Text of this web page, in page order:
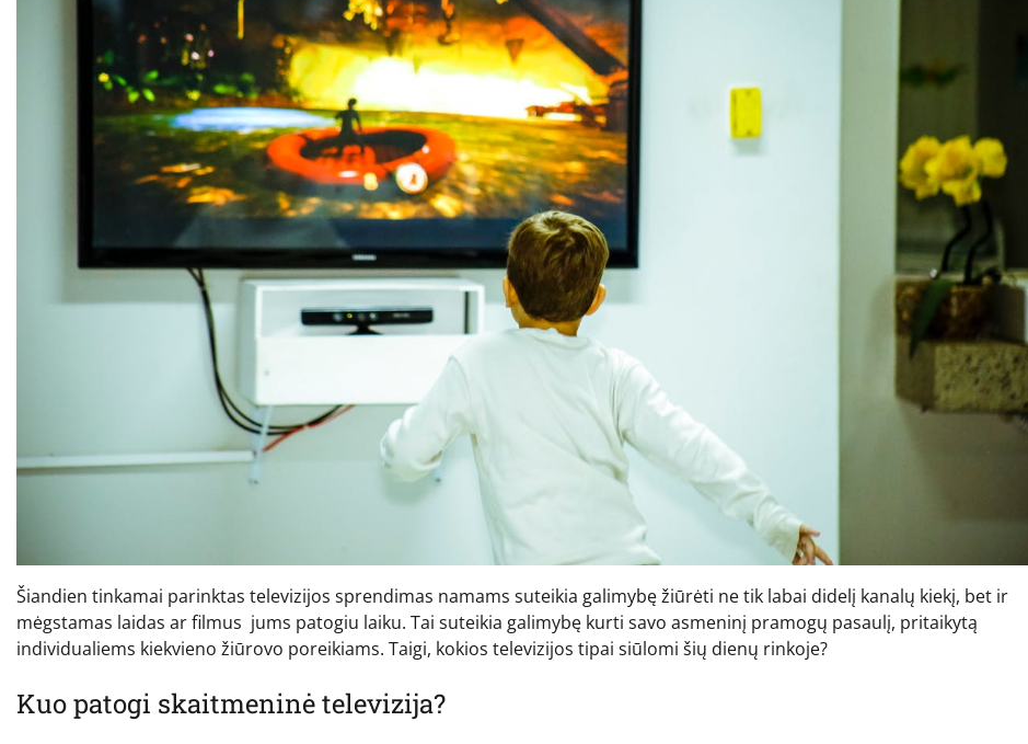
Šiandien tinkamai parinktas televizijos sprendimas namams suteikia galimybę žiūrėti ne tik labai didelį kanalų kiekį, bet ir
mėgstamas laidas ar filmus jums patogiu laiku. Tai suteikia galimybę kurti savo asmeninį pramogų pasaulį, pritaikytą
individualiems kiekvieno žiūrovo poreikiams. Taigi, kokios televizijos tipai siūlomi šių dienų rinkoje?
Kuo patogi skaitmeninė televizija?